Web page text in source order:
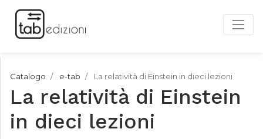
Catalogo e-tab La relatività di Einstein in dieci lezioni
La relatività di Einstein
in dieci lezioni